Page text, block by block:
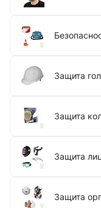
Защита
Защита
Защита
Защита